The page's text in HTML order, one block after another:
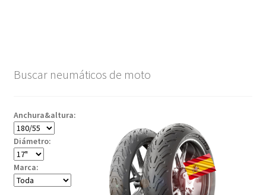
Buscar neumáticos de moto
Anchura&altura:
Diámetro:
Marca: